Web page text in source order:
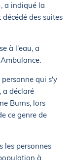
a indiqué la
des suites
à l'eau, a
qui s'y
déclaré
Burns, lors
ce genre de
les personnes
à